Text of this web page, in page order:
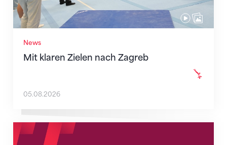
News
Mit klaren Zielen nach Zagreb
05.08.2026
Neue Empfangszeiten ab 1. August 2026